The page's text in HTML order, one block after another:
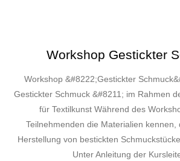
Workshop Gestickter
Workshop &#8222;Gestickter
Gestickter Schmuck &#8211; im Rahmen
für Textilkunst Während des
Teilnehmenden die Materialien kennen,
Herstellung von bestickten
Unter Anleitung der